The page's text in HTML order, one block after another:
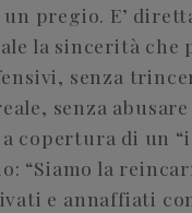
pregio. E’
la sincerità che
senza
senza
copertura di un
“Siamo la
e annaffiati